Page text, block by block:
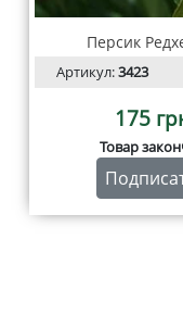
Персик
Артикул:3423
175
Товар